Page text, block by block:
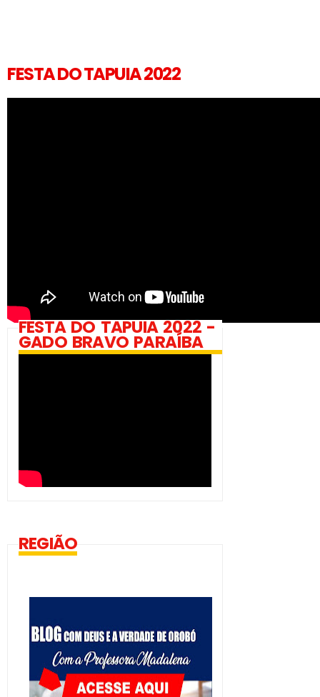
FESTA DO TAPUIA 2022
FESTA DO TAPUIA 2022 -
GADO BRAVO PARAÍBA
REGIÃO